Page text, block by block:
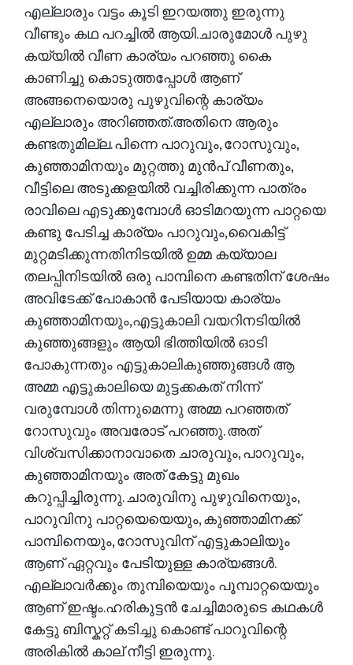
എല്ലാരും വട്ടം കൂടി ഇറയത്തു ഇരുന്നു
വീണ്ടും കഥ പറച്ചിൽ ആയി.ചാരുമോൾ പുഴു
കയ്യിൽ വീണ കാര്യം പറഞ്ഞു കൈ
കാണിച്ചു കൊടുത്തപ്പോൾ ആണ്
അങ്ങനെയൊരു പുഴുവിന്റെ കാര്യം
എല്ലാരും അറിഞ്ഞത്.അതിനെ ആരും
കണ്ടതുമില്ല. പിന്നെ പാറുവും, റോസുവും,
കുഞ്ഞാമിനയും മുറ്റത്തു മുൻപ് വീണതും,
വീട്ടിലെ അടുക്കളയിൽ വച്ചിരിക്കുന്ന പാത്രം
രാവിലെ എടുക്കുമ്പോൾ ഓടിമറയുന്ന പാറ്റയെ
കണ്ടു പേടിച്ച കാര്യം പാറുവും,വൈകിട്ട്
മുറ്റമടിക്കുന്നതിനിടയിൽ ഉമ്മ കയ്യാല
തലപ്പിനിടയിൽ ഒരു പാമ്പിനെ കണ്ടതിന് ശേഷം
അവിടേക്ക് പോകാൻ പേടിയായ കാര്യം
കുഞ്ഞാമിനയും,എട്ടുകാലി വയറിനടിയിൽ
കുഞ്ഞുങ്ങളും ആയി ഭിത്തിയിൽ ഓടി
പോകുന്നതും എട്ടുകാലികുഞ്ഞുങ്ങൾ ആ
അമ്മ എട്ടുകാലിയെ മുട്ടക്കകത് നിന്ന്
വരുമ്പോൾ തിന്നുമെന്നു അമ്മ പറഞ്ഞത്
റോസുവും അവരോട് പറഞ്ഞു. അത്
വിശ്വസിക്കാനാവാതെ ചാരുവും, പാറുവും,
കുഞ്ഞാമിനയും അത് കേട്ടു മുഖം
കറുപ്പിച്ചിരുന്നു. ചാരുവിനു പുഴുവിനെയും,
പാറുവിനു പാറ്റയെയെയും, കുഞ്ഞാമിനക്ക്
പാമ്പിനെയും, റോസുവിന് എട്ടുകാലിയും
ആണ് ഏറ്റവും പേടിയുള്ള കാര്യങ്ങൾ.
എല്ലാവർക്കും തുമ്പിയെയും പൂമ്പാറ്റയെയും
ആണ് ഇഷ്ടം.ഹരികുട്ടൻ ചേച്ചിമാരുടെ കഥകൾ
കേട്ടു ബിസ്കറ്റ് കടിച്ചു കൊണ്ട് പാറുവിന്റെ
അരികിൽ കാല് നീട്ടി ഇരുന്നു.